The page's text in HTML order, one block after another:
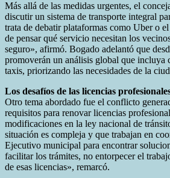
Más allá de las medidas urgentes, el
discutir un sistema de transporte integral
trata de debatir plataformas como Uber o
de pensar qué servicio necesitan los
seguro», afirmó. Bogado adelantó que
promoverán un análisis global que incluya
taxis, priorizando las necesidades de la
Los desafíos de las licencias
Otro tema abordado fue el conflicto
requisitos para renovar licencias
modificaciones en la ley nacional de
situación es compleja y que trabajan en
Ejecutivo municipal para encontrar
facilitar los trámites, no entorpecer el
de esas licencias», remarcó.